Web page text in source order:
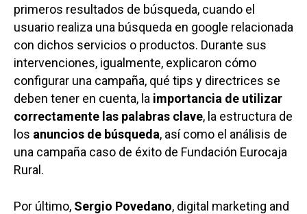
primeros resultados de búsqueda, cuando el
usuario realiza una búsqueda en google relacionada
con dichos servicios o productos. Durante sus
intervenciones, igualmente, explicaron cómo
configurar una campaña, qué tips y directrices se
deben tener en cuenta, la importancia de utilizar
correctamente las palabras clave, la estructura de
los anuncios de búsqueda, así como el análisis de
una campaña caso de éxito de Fundación Eurocaja
Rural.
Por último, Sergio Povedano, digital marketing and